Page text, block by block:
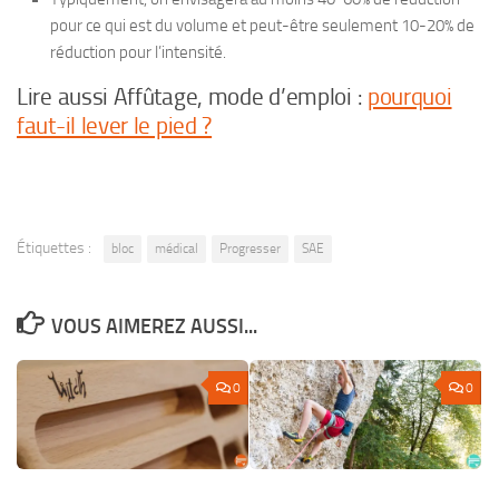
pour ce qui est du volume et peut-être seulement 10-20% de
réduction pour l’intensité.
Lire aussi Affûtage, mode d’emploi : pourquoi
faut-il lever le pied ?
Étiquettes : bloc médical Progresser SAE
VOUS AIMEREZ AUSSI...
0 0